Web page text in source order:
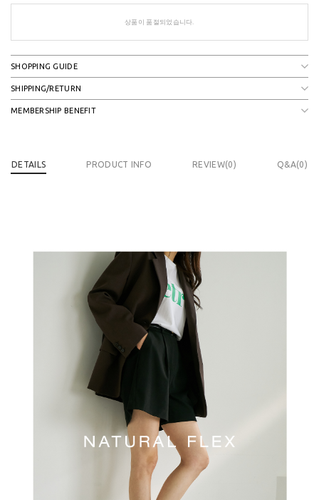
상품이 품절되었습니다.
SHOPPING GUIDE
SHIPPING/RETURN
MEMBERSHIP BENEFIT
DETAILS PRODUCT INFO REVIEW(0) Q&A(0)